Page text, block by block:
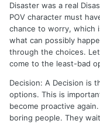
Disaster was a real
POV character must
chance to worry, which
what can possibly
through the choices.
come to the least-bad
Decision: A Decision is
options. This is
become proactive
boring people. They